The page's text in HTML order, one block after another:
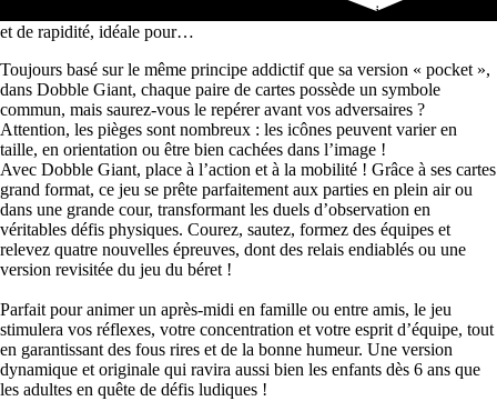
Découvrez Dobble Giant, la version XXL du célèbre jeu d'observation
et de rapidité, idéale pour…
Toujours basé sur le même principe addictif que sa version « pocket »,
dans Dobble Giant, chaque paire de cartes possède un symbole
commun, mais saurez-vous le repérer avant vos adversaires ?
Attention, les pièges sont nombreux : les icônes peuvent varier en
taille, en orientation ou être bien cachées dans l’image !
Avec Dobble Giant, place à l’action et à la mobilité ! Grâce à ses cartes
grand format, ce jeu se prête parfaitement aux parties en plein air ou
dans une grande cour, transformant les duels d’observation en
véritables défis physiques. Courez, sautez, formez des équipes et
relevez quatre nouvelles épreuves, dont des relais endiablés ou une
version revisitée du jeu du béret !
Parfait pour animer un après-midi en famille ou entre amis, le jeu
stimulera vos réflexes, votre concentration et votre esprit d’équipe, tout
en garantissant des fous rires et de la bonne humeur. Une version
dynamique et originale qui ravira aussi bien les enfants dès 6 ans que
les adultes en quête de défis ludiques !